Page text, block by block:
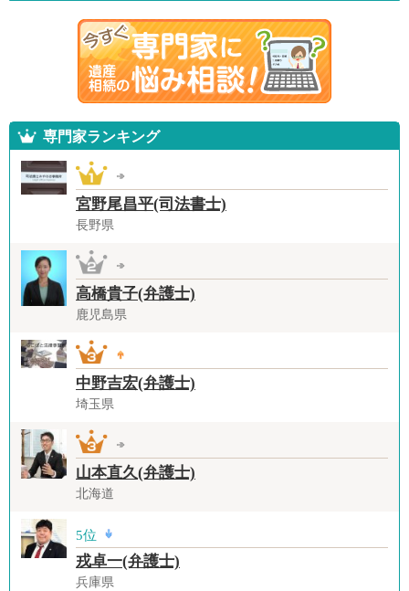
専門家ランキング
宮野尾昌平(司法書士)
長野県
高橋貴子(弁護士)
鹿児島県
中野吉宏(弁護士)
埼玉県
山本直久(弁護士)
北海道
5位
戎卓一(弁護士)
兵庫県